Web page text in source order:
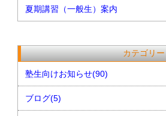
夏期講習（一般生）案内
カテゴリー
塾生向けお知らせ(90)
ブログ(5)